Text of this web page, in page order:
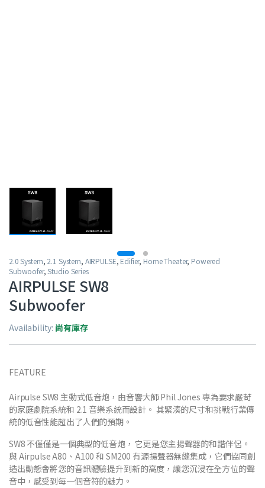
2.0 System, 2.1 System, AIRPULSE, Edifier, Home Theater, Powered
Subwoofer,Studio Series
AIRPULSE SW8
Subwoofer
Availability: 尚有庫存
FEATURE
Airpulse SW8 主動式低音炮，由音響大師 Phil Jones 專為要求嚴苛
的家庭劇院系統和 2.1 音樂系統而設計。 其緊湊的尺寸和挑戰行業傳
統的低音性能超出了人們的預期。
SW8 不僅僅是一個典型的低音炮， 它更是您主揚聲器的和諧伴侶。
與 Airpulse A80、A100 和 SM200 有源揚聲器無縫集成，它們協同創
造出動態會將您的音訊體驗提升到新的高度，讓您沉浸在全方位的聲
音中，感受到每一個音符的魅力。